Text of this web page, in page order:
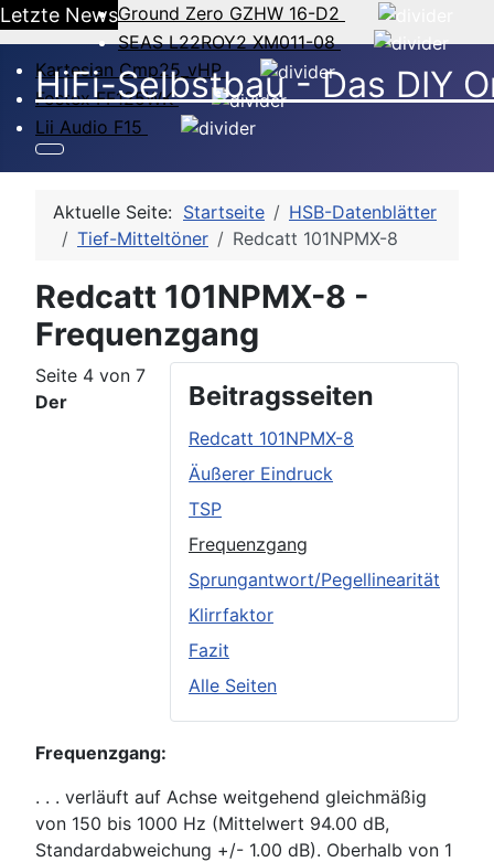
Letzte NewsGround Zero GZHW 16-D2
SEAS L22ROY2 XM011-08
Kartesian Cmp25_vHP
Fostex FF125WK
Lii Audio F15
HiFi-Selbstbau - Das DIY
Aktuelle Seite: Startseite
HSB-Datenblätter
Tief-Mitteltöner
Redcatt 101NPMX-8
Redcatt 101NPMX-8 -
Frequenzgang
Beitragsseiten
Redcatt 101NPMX-8
Äußerer Eindruck
TSP
Frequenzgang
Sprungantwort/Pegellinearität
Klirrfaktor
Fazit
Alle Seiten
Seite 4 von 7
Der
Frequenzgang:
. . . verläuft auf Achse weitgehend gleichmäßig
von 150 bis 1000 Hz (Mittelwert 94.00 dB,
Standardabweichung +/- 1.00 dB). Oberhalb von 1